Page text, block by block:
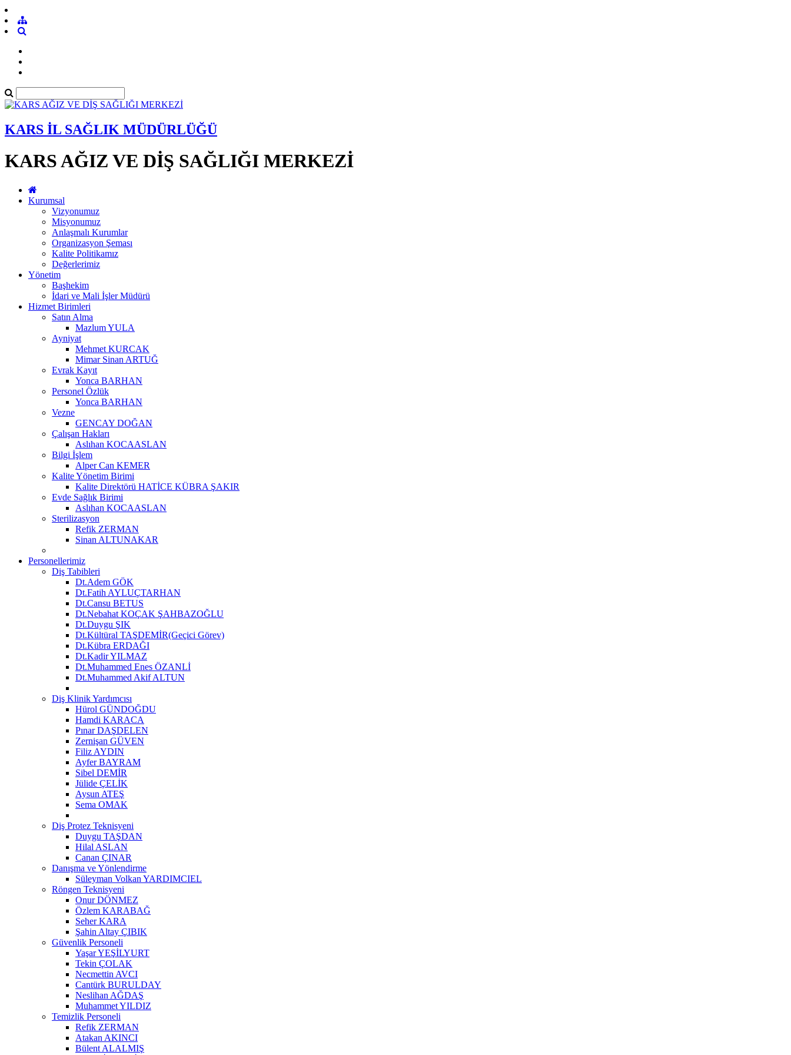
KARS İL SAĞLIK MÜDÜRLÜĞÜ
KARS AĞIZ VE DİŞ SAĞLIĞI MERKEZİ
Kurumsal
Vizyonumuz
Misyonumuz
Anlaşmalı Kurumlar
Organizasyon Şeması
Kalite Politikamız
Değerlerimiz
Yönetim
Başhekim
İdari ve Mali İşler Müdürü
Hizmet Birimleri
Satın Alma
Mazlum YULA
Ayniyat
Mehmet KURCAK
Mimar Sinan ARTUĞ
Evrak Kayıt
Yonca BARHAN
Personel Özlük
Yonca BARHAN
Vezne
GENCAY DOĞAN
Çalışan Hakları
Aslıhan KOCAASLAN
Bilgi İşlem
Alper Can KEMER
Kalite Yönetim Birimi
Kalite Direktörü HATİCE KÜBRA ŞAKIR
Evde Sağlık Birimi
Aslıhan KOCAASLAN
Sterilizasyon
Refik ZERMAN
Sinan ALTUNAKAR
Personellerimiz
Diş Tabibleri
Dt.Adem GÖK
Dt.Fatih AYLUÇTARHAN
Dt.Cansu BETUS
Dt.Nebahat KOÇAK ŞAHBAZOĞLU
Dt.Duygu ŞIK
Dt.Kültüral TAŞDEMİR(Geçici Görev)
Dt.Kübra ERDAĞI
Dt.Kadir YILMAZ
Dt.Muhammed Enes ÖZANLİ
Dt.Muhammed Akif ALTUN
Diş Klinik Yardımcısı
Hürol GÜNDOĞDU
Hamdi KARACA
Pınar DAŞDELEN
Zernişan GÜVEN
Filiz AYDIN
Ayfer BAYRAM
Sibel DEMİR
Jülide ÇELİK
Aysun ATEŞ
Sema OMAK
Diş Protez Teknisyeni
Duygu TAŞDAN
Hilal ASLAN
Canan ÇINAR
Danışma ve Yönlendirme
Süleyman Volkan YARDIMCIEL
Röngen Teknisyeni
Onur DÖNMEZ
Özlem KARABAĞ
Seher KARA
Şahin Altay ÇIBIK
Güvenlik Personeli
Yaşar YEŞİLYURT
Tekin ÇOLAK
Necmettin AVCI
Cantürk BURULDAY
Neslihan AĞDAŞ
Muhammet YILDIZ
Temizlik Personeli
Refik ZERMAN
Atakan AKINCI
Bülent ALALMIŞ